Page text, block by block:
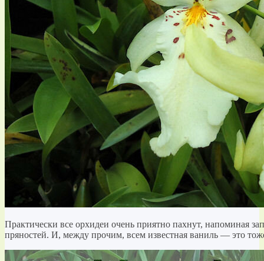
Практически все орхидеи очень приятно пахнут, напоминая
пряностей. И, между прочим, всем известная ваниль — это